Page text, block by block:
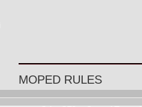
MOPED RULES